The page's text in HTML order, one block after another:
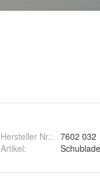
Hersteller Nr.:
7602 032
Artikel: